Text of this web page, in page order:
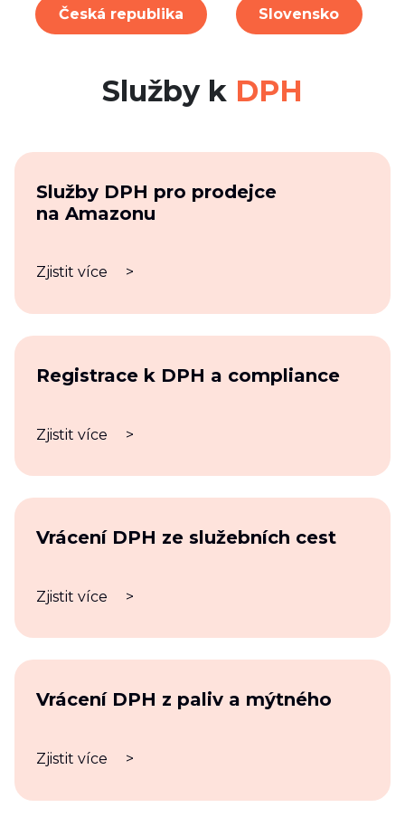
Česká republika Slovensko
Služby k DPH
Služby DPH pro prodejce
na Amazonu
Zjistit více >
Registrace k DPH a compliance
Zjistit více >
Vrácení DPH ze služebních cest
Zjistit více >
Vrácení DPH z paliv a mýtného
Zjistit více >